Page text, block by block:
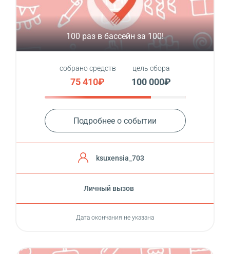
100 раз в бассейн за 100!
собрано средств
75 410₽
цель сбора
100 000₽
Подробнее о событии
ksuxensia_703
Личный вызов
Дата окончания не указана